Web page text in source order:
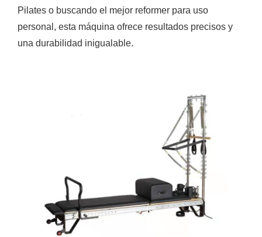
Pilates o buscando el mejor reformer para uso
personal, esta máquina ofrece resultados precisos y
una durabilidad inigualable.